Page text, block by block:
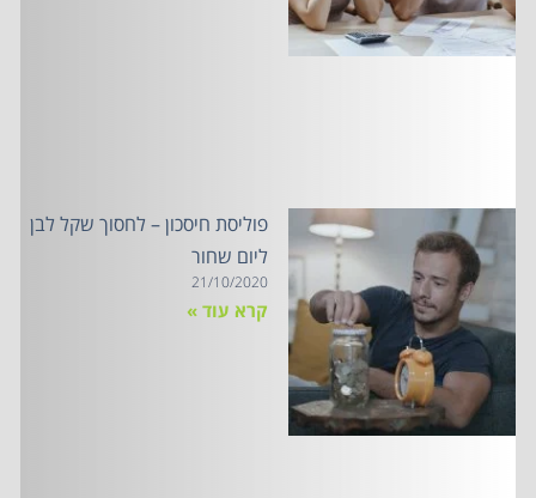
פוליסת חיסכון – לחסוך שקל לבן
ליום שחור
21/10/2020
קרא עוד »